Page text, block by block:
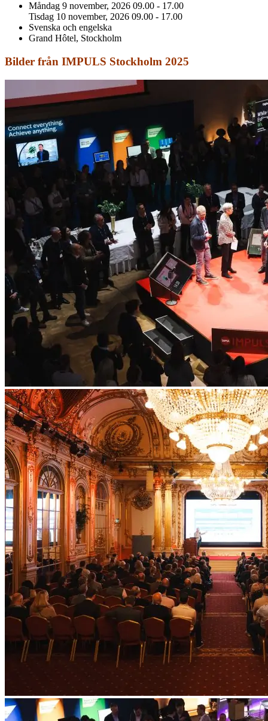
Måndag 9 november, 2026 09.00 - 17.00
Tisdag 10 november, 2026 09.00 - 17.00
Svenska och engelska
Grand Hôtel, Stockholm
Bilder från IMPULS Stockholm 2025